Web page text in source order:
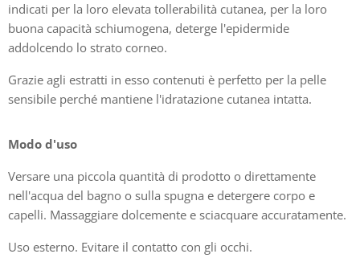
indicati per la loro elevata tollerabilità cutanea, per la loro
buona capacità schiumogena, deterge l'epidermide
addolcendo lo strato corneo.
Grazie agli estratti in esso contenuti è perfetto per la pelle
sensibile perché mantiene l'idratazione cutanea intatta.
Modo d'uso
Versare una piccola quantità di prodotto o direttamente
nell'acqua del bagno o sulla spugna e detergere corpo e
capelli. Massaggiare dolcemente e sciacquare accuratamente.
Uso esterno. Evitare il contatto con gli occhi.